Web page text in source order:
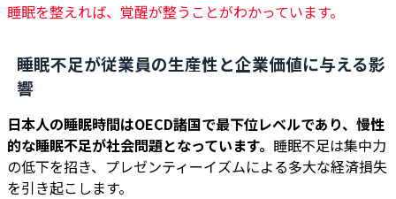
睡眠を整えれば、覚醒が整うことがわかっています。
睡眠不足が従業員の生産性と企業価値に与える影
響
日本人の睡眠時間はOECD諸国で最下位レベルであり、慢性
的な睡眠不足が社会問題となっています。 睡眠不足は集中力
の低下を招き、プレゼンティーイズムによる多大な経済損失
を引き起こします。